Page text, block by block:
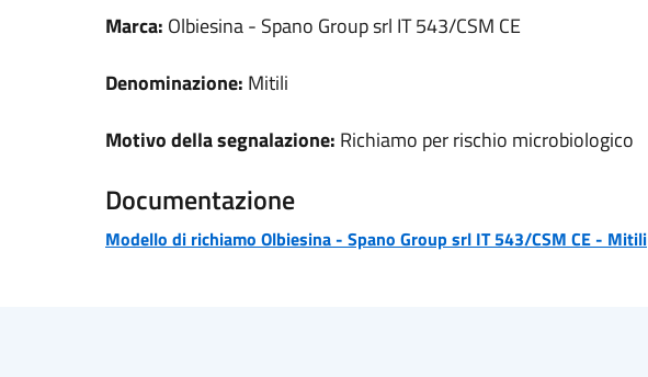
Marca: Olbiesina - Spano Group srl IT 543/CSM CE
Denominazione: Mitili
Motivo della segnalazione: Richiamo per rischio microbiologico
Documentazione
Modello di richiamo Olbiesina - Spano Group srl IT 543/CSM CE- Mitili